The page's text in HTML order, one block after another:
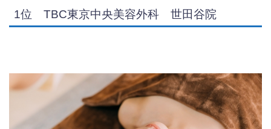
1位 TBC東京中央美容外科 世田谷院